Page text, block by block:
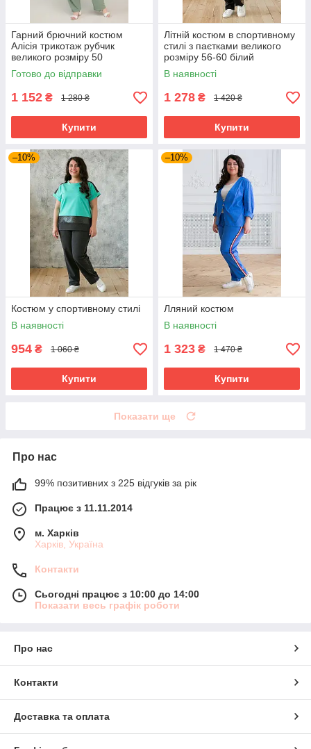
Гарний брючний костюм
Алісія трикотаж рубчик
великого розміру 50
Готово до відправки
1 152 ₴ 1 280 ₴
Купити
Літній костюм в спортивному
стилі з паєтками великого
розміру 56-60 білий
В наявності
1 278 ₴ 1 420 ₴
Купити
–10%
Костюм у спортивному стилі
В наявності
954 ₴ 1 060 ₴
Купити
–10%
Лляний костюм
В наявності
1 323 ₴ 1 470 ₴
Купити
Показати ще
Про нас
99% позитивних з 225 відгуків за рік
Працює з 11.11.2014
м. Харків
Харків, Україна
Контакти
Сьогодні працює з 10:00 до 14:00
Показати весь графік роботи
Про нас
Контакти
Доставка та оплата